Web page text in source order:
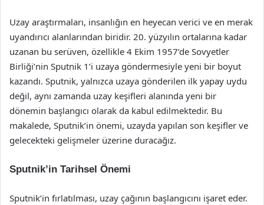
Uzay araştırmaları, insanlığın en heyecan verici ve en merak
uyandırıcı alanlarından biridir. 20. yüzyılın ortalarına kadar
uzanan bu serüven, özellikle 4 Ekim 1957’de Sovyetler
Birliği’nin Sputnik 1’i uzaya göndermesiyle yeni bir boyut
kazandı. Sputnik, yalnızca uzaya gönderilen ilk yapay uydu
değil, aynı zamanda uzay keşifleri alanında yeni bir
dönemin başlangıcı olarak da kabul edilmektedir. Bu
makalede, Sputnik’in önemi, uzayda yapılan son keşifler ve
gelecekteki gelişmeler üzerine duracağız.
Sputnik’in Tarihsel Önemi
Sputnik’in fırlatılması, uzay çağının başlangıcını işaret eder.